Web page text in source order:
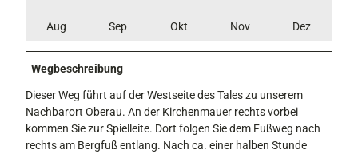
Aug Sep Okt Nov Dez
Wegbeschreibung
Dieser Weg führt auf der Westseite des Tales zu unserem
Nachbarort Oberau. An der Kirchenmauer rechts vorbei
kommen Sie zur Spielleite. Dort folgen Sie dem Fußweg nach
rechts am Bergfuß entlang. Nach ca. einer halben Stunde